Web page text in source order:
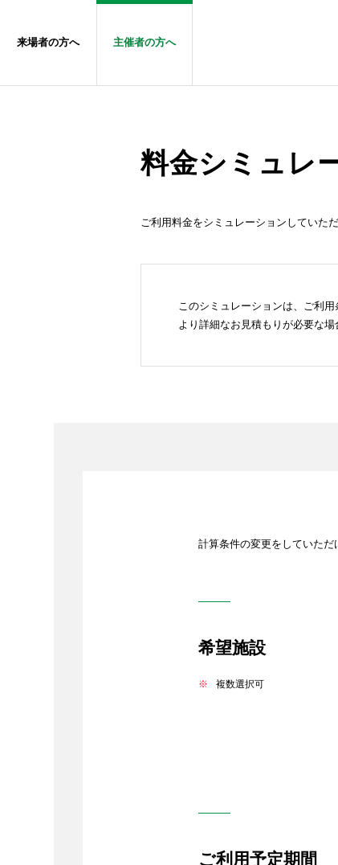
来場者の方へ 主催者の方へ
料金シミュレ
ご利用料金をシミュレーションしていた
このシミュレーションは、ご利用
より詳細なお見積もりが必要な場
計算条件の変更をしていただ
希望施設
複数選択可
ご利用予定期間